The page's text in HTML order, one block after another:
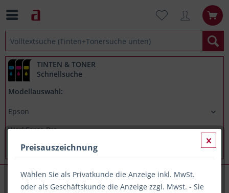
TINTEN & TONER
Schnellsuche
Modellauswahl:
Epson WorkForce Pro WPM4015DN
Preisauszeichnung
Wählen Sie als Privatkunde die Anzeige inkl. MwSt.
oder als Geschäftskunde die Anzeige zzgl. Mwst. - Sie